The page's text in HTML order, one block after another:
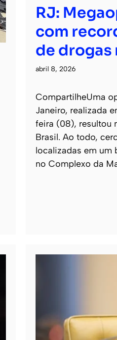
RJ:
com
de drogas
abril 8, 2026
CompartilheUma
Janeiro, realizada
feira (08), resultou
Brasil. Ao todo,
localizadas em um
no Complexo da